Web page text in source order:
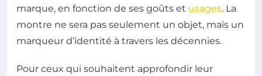
marque, en fonction de ses goûts et usages. La
montre ne sera pas seulement un objet, mais un
marqueur d’identité à travers les décennies.
Pour ceux qui souhaitent approfondir leur